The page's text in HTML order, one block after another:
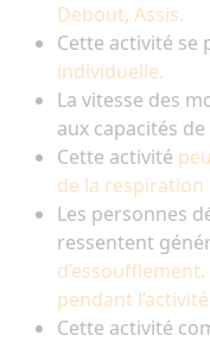
Debout, Assis.
Cette activité se
individuelle.
La vitesse des
aux capacités
Cette activité
de la
Les personnes
ressentent
pendant
Cette activité